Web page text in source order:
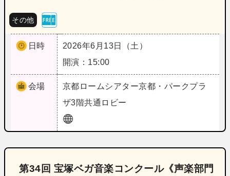
その他
日時
2026年6月13日（土）
開演：15:00
会場 京都 ロームシアター京都・パークプラ
ザ3階共通ロビー
第34回 宝塚ベガ音楽コンクール《声楽部門